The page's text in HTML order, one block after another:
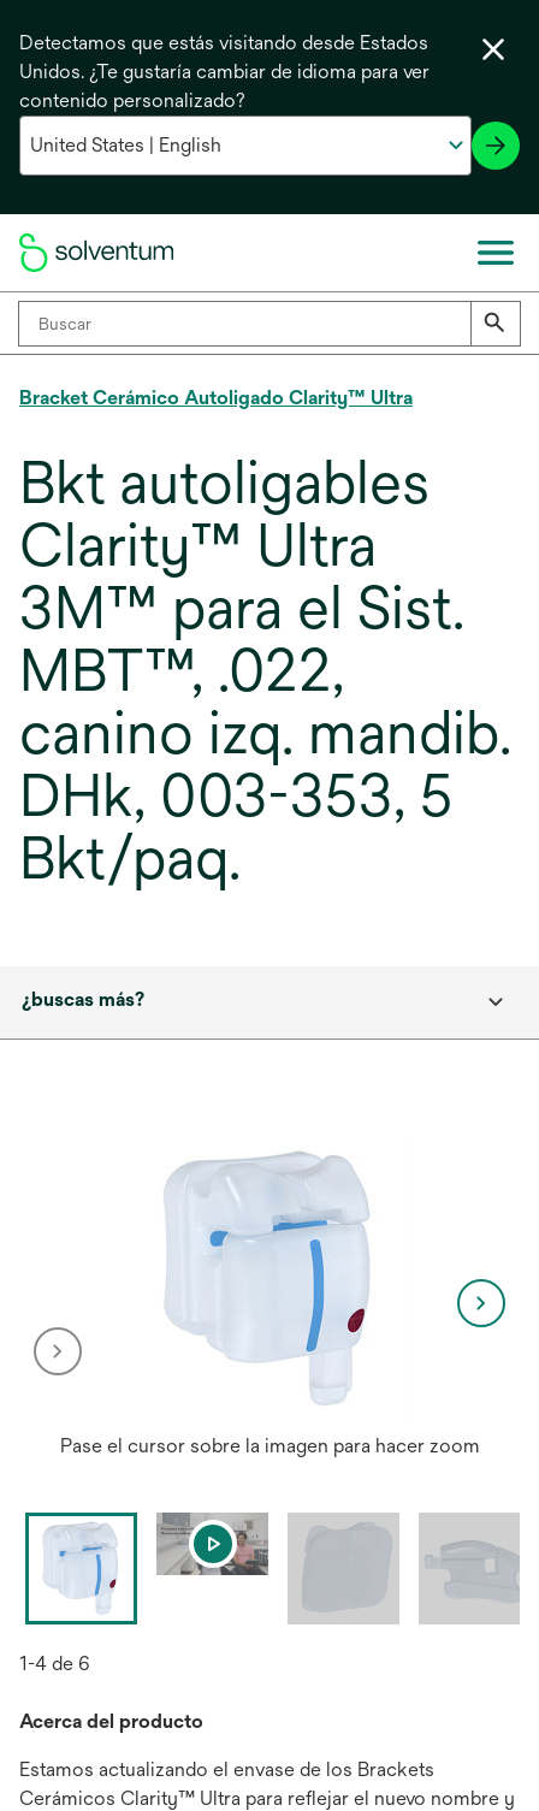
Detectamos que estás visitando desde Estados
Unidos. ¿Te gustaría cambiar de idioma para ver
contenido personalizado?
Bracket Cerámico Autoligado Clarity™ Ultra
Bkt autoligables
Clarity™ Ultra
3M™ para el Sist.
MBT™, .022,
canino izq. mandib.
DHk, 003-353, 5
Bkt/paq.
¿buscas más?
Pase el cursor sobre la imagen para hacer zoom
1-4 de 6
Acerca del producto
Estamos actualizando el envase de los Brackets
Cerámicos Clarity™ Ultra para reflejar el nuevo nombre y